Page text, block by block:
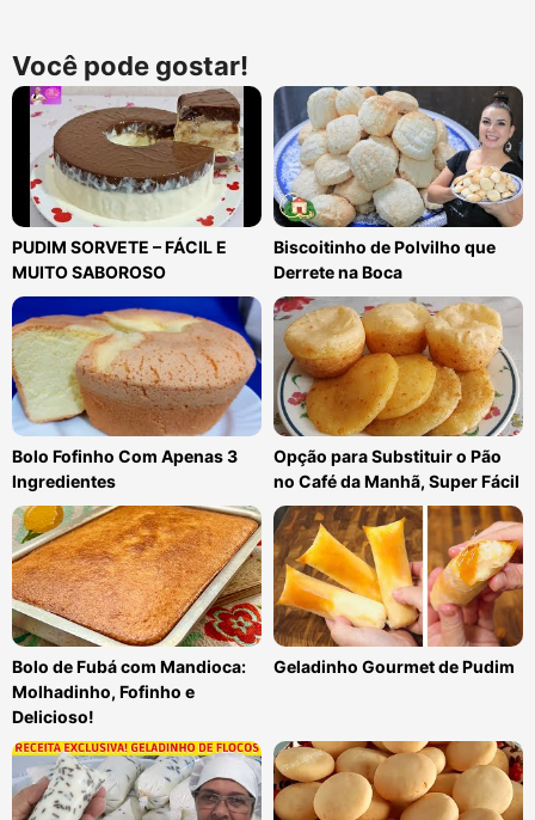
Você pode gostar!
PUDIM SORVETE – FÁCIL E
MUITO SABOROSO
Biscoitinho de Polvilho que
Derrete na Boca
Bolo Fofinho Com Apenas 3
Ingredientes
Opção para Substituir o Pão
no Café da Manhã, Super Fácil
Bolo de Fubá com Mandioca:
Molhadinho, Fofinho e
Delicioso!
Geladinho Gourmet de Pudim